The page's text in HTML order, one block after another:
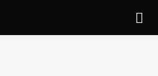
Doc Pluse